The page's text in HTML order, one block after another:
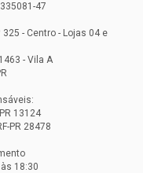
47
- Centro - Lojas 04 e
- Vila A
13124
PR 28478
18:30